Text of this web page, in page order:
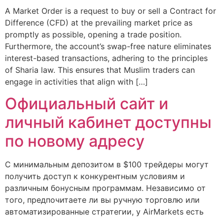
A Market Order is a request to buy or sell a Contract for
Difference (CFD) at the prevailing market price as
promptly as possible, opening a trade position.
Furthermore, the account’s swap-free nature eliminates
interest-based transactions, adhering to the principles
of Sharia law. This ensures that Muslim traders can
engage in activities that align with […]
Официальный сайт и
личный кабинет доступны
по новому адресу
С минимальным депозитом в $100 трейдеры могут
получить доступ к конкурентным условиям и
различным бонусным программам. Независимо от
того, предпочитаете ли вы ручную торговлю или
автоматизированные стратегии, у AirMarkets есть